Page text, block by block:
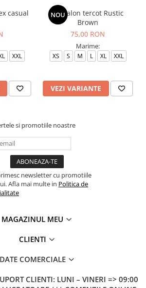
casual
XXL
NOU
Pantalon tercot Rustic
Brown
75,00 RON
Marime:
XS S M L XL XXL
VEZI VARIANTE
si promotiile noastre
newsletter cu promotiile
Afla mai multe in Politica de
MAGAZINUL MEU
CLIENTI
DATE COMERCIALE
CLIENTI: LUNI – VINERI => 09:00